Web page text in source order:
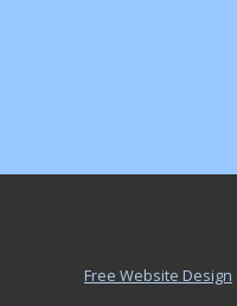
Free Website Design